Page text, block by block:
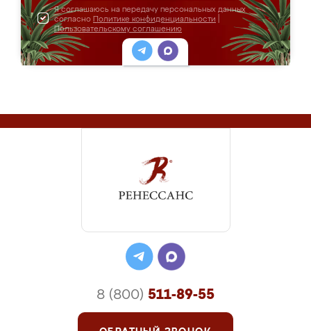
Я соглашаюсь на передачу персональных данных
согласно Политике конфиденциальности
Пользовательскому соглашению
8 (800) 511-89-55